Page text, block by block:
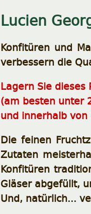
Lucien
Konfitüren und
verbessern die
Lagern Sie
(am besten unter
und innerhalb
Die feinen
Zutaten
Konfitüren
Gläser abgefüllt,
Und, natürlich...